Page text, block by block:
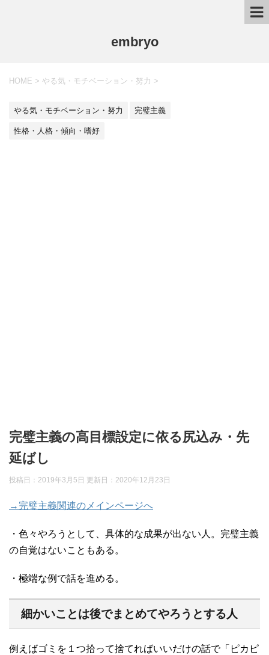
embryo
HOME > やる気・モチベーション・努力 >
やる気・モチベーション・努力 完璧主義
性格・人格・傾向・嗜好
完璧主義の高目標設定に依る尻込み・先
延ばし
投稿日：2019年3月5日 更新日： 2020年12月23日
→完璧主義関連のメインページへ
・色々やろうとして、具体的な成果が出ない人。完璧主義
の自覚はないこともある。
・極端な例で話を進める。
細かいことは後でまとめてやろうとする人
例えばゴミを１つ拾って捨てればいいだけの話で「ピカピ